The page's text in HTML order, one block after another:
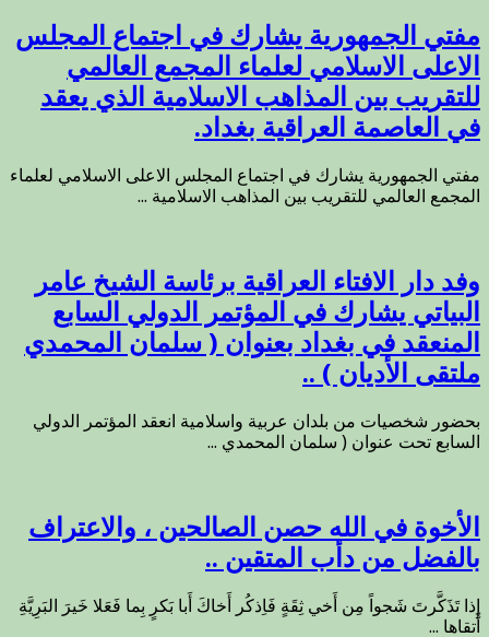
مفتي الجمهورية يشارك في اجتماع المجلس
الاعلى الاسلامي لعلماء المجمع العالمي
للتقريب بين المذاهب الاسلامية الذي يعقد
في العاصمة العراقية بغداد.
مفتي الجمهورية يشارك في اجتماع المجلس الاعلى الاسلامي لعلماء
المجمع العالمي للتقريب بين المذاهب الاسلامية ...
وفد دار الافتاء العراقية برئاسة الشيخ عامر
البياتي يشارك في المؤتمر الدولي السابع
المنعقد في بغداد بعنوان ( سلمان المحمدي
ملتقى الأديان ) ..
بحضور شخصيات من بلدان عربية واسلامية انعقد المؤتمر الدولي
السابع تحت عنوان ( سلمان المحمدي ...
الأخوة في الله حصن الصالحين ، والاعتراف
بالفضل من دأب المتقين ..
إِذا تَذَكَّرتَ شَجواً مِن أَخي ثِقَةٍ فَاِذكُر أَخاكَ أَبا بَكرٍ بِما فَعَلا خَيرَ البَرِيَّةِ
أَتقاها ...